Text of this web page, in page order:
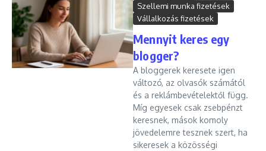
Szellemi munka fizetések
Vállalkozás fizetések
Mennyit keres egy
blogger?
A bloggerek keresete igen
változó, az olvasók számától
és a reklámbevételektől függ.
Míg egyesek csak zsebpénzt
keresnek, mások komoly
jövedelemre tesznek szert, ha
sikeresek a közösségi